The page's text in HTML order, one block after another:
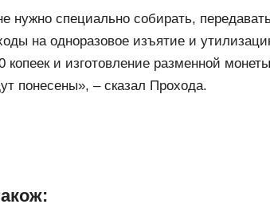
нужно специально собирать,
на одноразовое изъятие и
копеек и изготовление разменной
понесены», – сказал Прохода.